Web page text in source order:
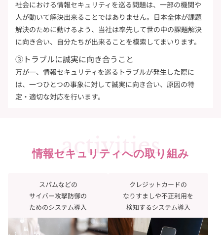
社会における情報セキュリティを巡る問題は、一部の機関や
人が動いて解決出来ることではありません。日本全体が課題
解決のために動けるよう、当社は率先して世の中の課題解決
に向き合い、自分たちが出来ることを模索してまいります。
③トラブルに誠実に向き合うこと
万が一、情報セキュリティを巡るトラブルが発生した際に
は、一つひとつの事象に対して誠実に向き合い、原因の特
定・適切な対応を行います。
activities
情報セキュリティへの取り組み
スパムなどの
サイバー攻撃防御の
ためのシステム導入
クレジットカードの
なりすましや不正利用を
検知するシステム導入